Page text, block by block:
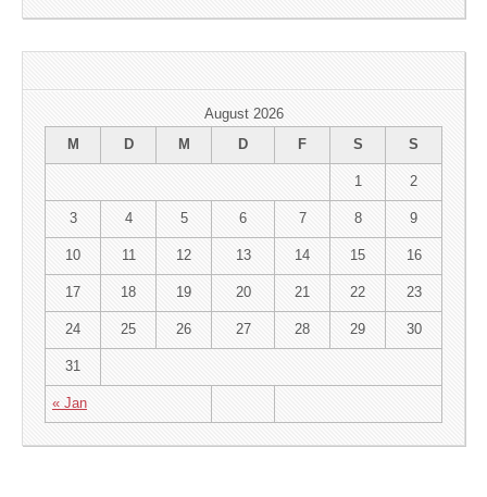
August 2026
M
D M D F S S
« Jan
1 2
3 4 5 6 7 8 9
10 11 12 13 14 15 16
17 18 19 20 21 22 23
24 25 26 27 28 29 30
31